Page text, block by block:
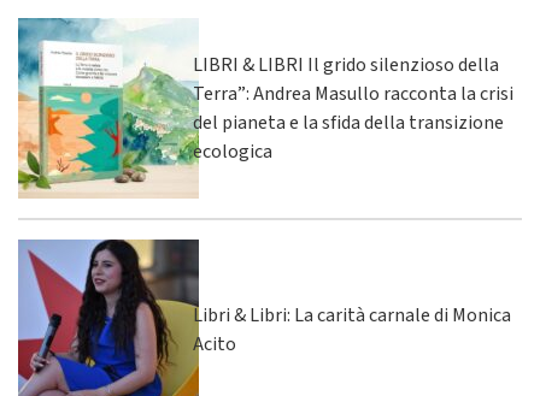
LIBRI & LIBRI Il grido silenzioso della
Terra”: Andrea Masullo racconta la crisi
del pianeta e la sfida della transizione
ecologica
Libri & Libri: La carità carnale di Monica
Acito